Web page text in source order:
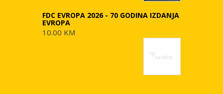
FDC EVROPA 2026 - 70 GODINA IZDANJA
EVROPA
10.00 KM